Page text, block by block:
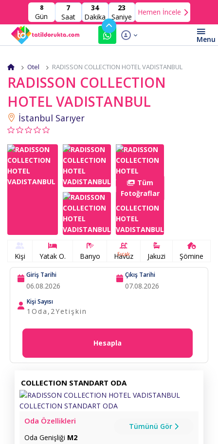
8
Gün
7
Saat
34
Dakika
22
Saniye
Hemen İncele
Otel RADISSON COLLECTION HOTEL VADISTANBUL
RADISSON COLLECTION
HOTEL VADISTANBUL
İstanbul Sarıyer
Tüm
Fotoğraflar
Kişi Yatak O. Banyo Sıcak
Havuz Jakuzi Şömine
Giriş Tarihi Çıkış Tarihi
Kişi Sayısı
1 Oda, 2Yetişkin
Hesapla
COLLECTION STANDART ODA
Oda Özellikleri
Oda Genişliği M2
Tümünü Gör